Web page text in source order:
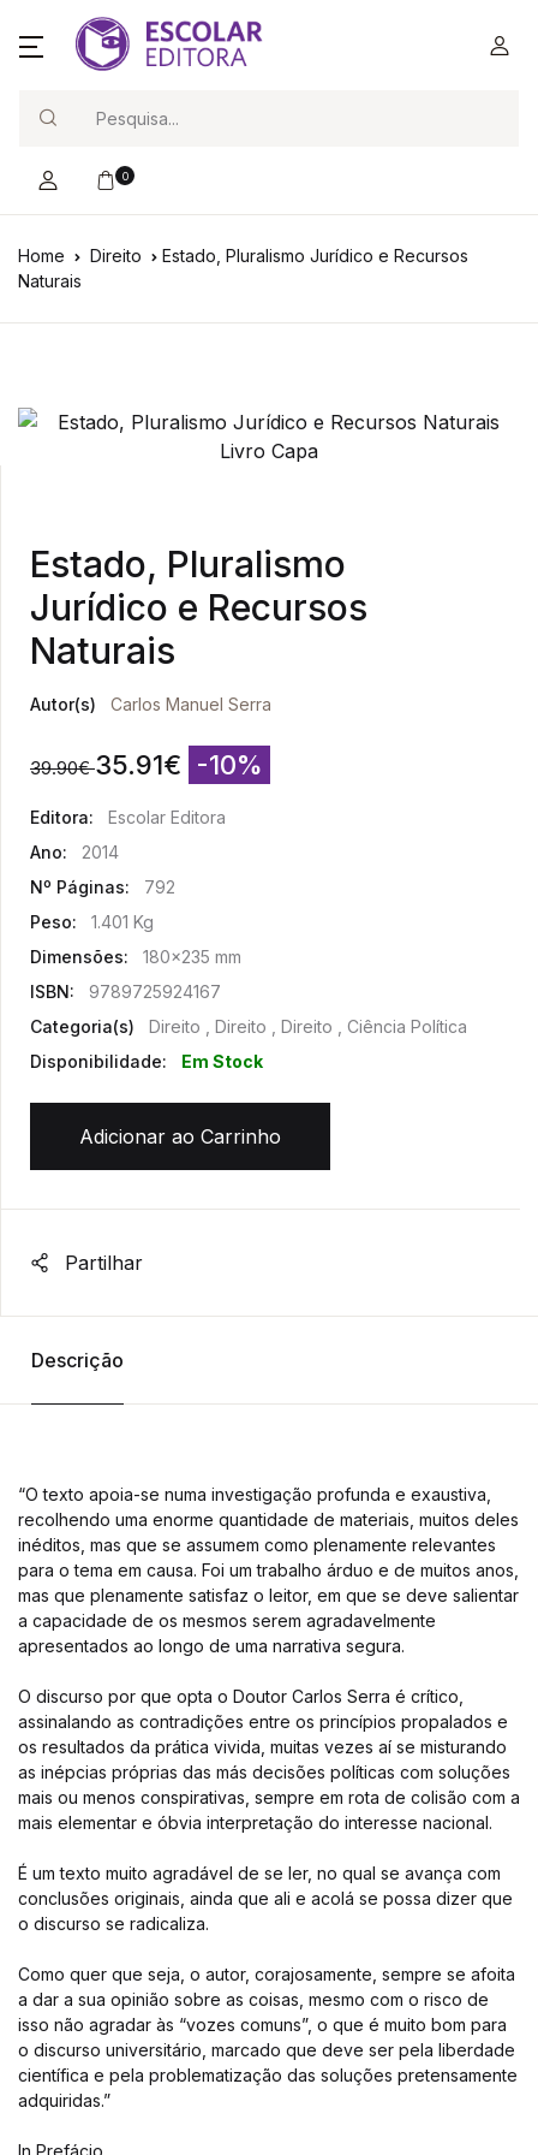
0
Home Direito
Estado, Pluralismo Jurídico e Recursos
Naturais
Estado, Pluralismo
Jurídico e Recursos
Naturais
Autor(s) Carlos Manuel Serra
39.90€ 35.91€ -10%
Editora:
Escolar Editora
Ano:
2014
Nº Páginas:
792
Peso:
1.401 Kg
Dimensões:
180x235 mm
ISBN:
9789725924167
Categoria(s)
Direito , Direito , Direito , Ciência Política
Disponibilidade:
Em Stock
Adicionar ao Carrinho
Partilhar
Descrição
“O texto apoia-se numa investigação profunda e exaustiva,
recolhendo uma enorme quantidade de materiais, muitos deles
inéditos, mas que se assumem como plenamente relevantes
para o tema em causa. Foi um trabalho árduo e de muitos anos,
mas que plenamente satisfaz o leitor, em que se deve salientar
a capacidade de os mesmos serem agradavelmente
apresentados ao longo de uma narrativa segura.
O discurso por que opta o Doutor Carlos Serra é crítico,
assinalando as contradições entre os princípios propalados e
os resultados da prática vivida, muitas vezes aí se misturando
as inépcias próprias das más decisões políticas com soluções
mais ou menos conspirativas, sempre em rota de colisão com a
mais elementar e óbvia interpretação do interesse nacional.
É um texto muito agradável de se ler, no qual se avança com
conclusões originais, ainda que ali e acolá se possa dizer que
o discurso se radicaliza.
Como quer que seja, o autor, corajosamente, sempre se afoita
a dar a sua opinião sobre as coisas, mesmo com o risco de
isso não agradar às “vozes comuns”, o que é muito bom para
o discurso universitário, marcado que deve ser pela liberdade
científica e pela problematização das soluções pretensamente
adquiridas.”